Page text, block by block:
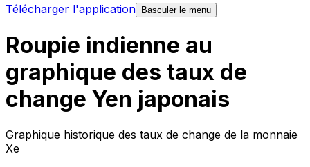
Télécharger l'application
Basculer le menu
Roupie indienne au
graphique des taux de
change Yen japonais
Graphique historique des taux de change de la monnaie
Xe